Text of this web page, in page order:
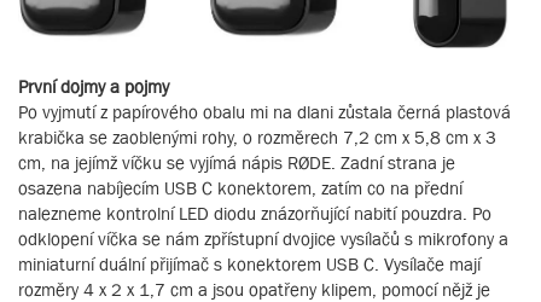
První dojmy a pojmy
Po vyjmutí z papírového obalu mi na dlani zůstala černá plastová
krabička se zaoblenými rohy, o rozměrech 7,2 cm x 5,8 cm x 3
cm, na jejímž víčku se vyjímá nápis RØDE. Zadní strana je
osazena nabíjecím USB C konektorem, zatím co na přední
nalezneme kontrolní LED diodu znázorňující nabití pouzdra. Po
odklopení víčka se nám zpřístupní dvojice vysílačů s mikrofony a
miniaturní duální přijímač s konektorem USB C. Vysílače mají
rozměry 4 x 2 x 1,7 cm a jsou opatřeny klipem, pomocí nějž je